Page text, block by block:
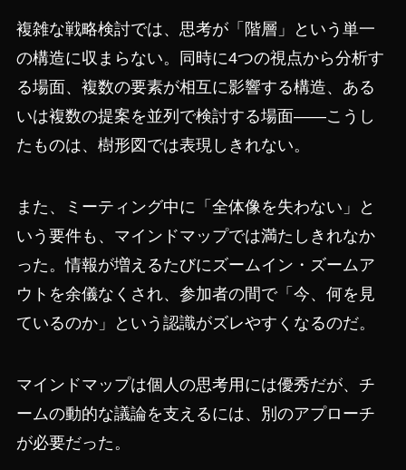
複雑な戦略検討では、思考が「階層」という単一
の構造に収まらない。同時に4つの視点から分析す
る場面、複数の要素が相互に影響する構造、ある
いは複数の提案を並列で検討する場面——こうし
たものは、樹形図では表現しきれない。
また、ミーティング中に「全体像を失わない」と
いう要件も、マインドマップでは満たしきれなか
った。情報が増えるたびにズームイン・ズームア
ウトを余儀なくされ、参加者の間で「今、何を見
ているのか」という認識がズレやすくなるのだ。
マインドマップは個人の思考用には優秀だが、チ
ームの動的な議論を支えるには、別のアプローチ
が必要だった。